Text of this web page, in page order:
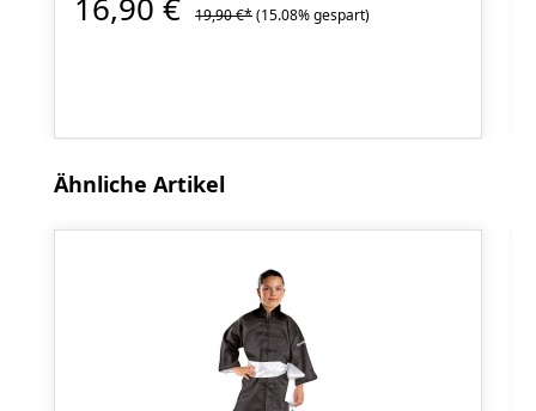
16,90 € 19,90 €*(15.08% gespart)
Produktgalerie überspringen
Ähnliche Artikel